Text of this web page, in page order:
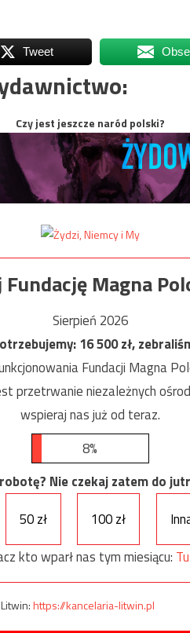
Tweet
Czy jest jeszcze naród polski?
Magna
Sierpień 2026
16 500zł,
Fundacji Magna
przetrwanie niezależnych
wspieraj nas już od teraz.
8%
Nie czekaj zatem do
50 zł 100 zł
kto wparł nas tym miesiącu:
https://kancelaria-litwin.pl